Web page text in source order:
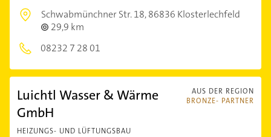
Schwabmünchner Str. 18,86836 Klosterlechfeld
29,9 km
08232 7 28 01
AUS DER REGION
BRONZE- PARTNER
Luichtl Wasser & Wärme
GmbH
HEIZUNGS- UND LÜFTUNGSBAU